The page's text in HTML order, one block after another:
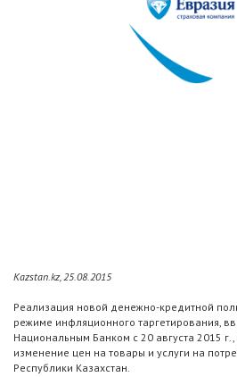
Kazstan.kz, 25.08.2015
Реализация новой денежно-кредитной
режиме инфляционного таргетирования,
Национальным Банком с 20 августа 2015
изменение цен на товары и услуги на
Республики Казахстан.